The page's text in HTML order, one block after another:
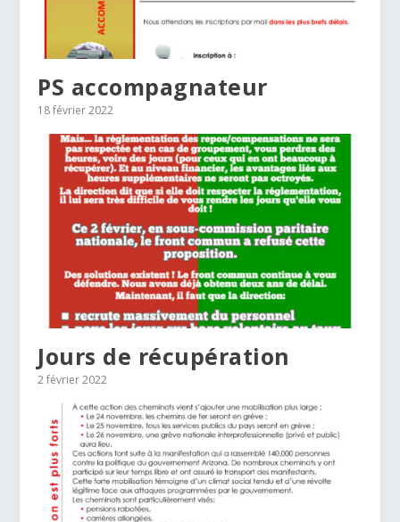
PS accompagnateur
18 février 2022
Jours de récupération
2 février 2022